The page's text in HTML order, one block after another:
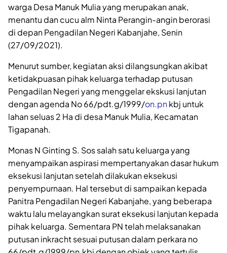
warga Desa Manuk Mulia yang merupakan anak,
menantu dan cucu alm Ninta Perangin-angin berorasi
di depan Pengadilan Negeri Kabanjahe, Senin
(27/09/2021).
Menurut sumber, kegiatan aksi dilangsungkan akibat
ketidakpuasan pihak keluarga terhadap putusan
Pengadilan Negeri yang menggelar ekskusi lanjutan
dengan agenda No 66/pdt.g/1999/on.pnkbj untuk
lahan seluas 2 Ha di desa Manuk Mulia, Kecamatan
Tigapanah.
Monas N Ginting S. Sos salah satu keluarga yang
menyampaikan aspirasi mempertanyakan dasar hukum
eksekusi lanjutan setelah dilakukan eksekusi
penyempurnaan. Hal tersebut di sampaikan kepada
Panitra Pengadilan Negeri Kabanjahe, yang beberapa
waktu lalu melayangkan surat eksekusi lanjutan kepada
pihak keluarga. Sementara PN telah melaksanakan
putusan inkracht sesuai putusan dalam perkara no